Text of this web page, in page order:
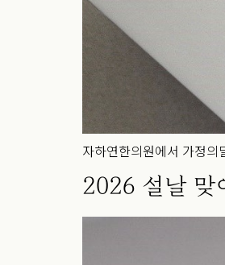
자하연한의원에서 가정
2026 설날 맞